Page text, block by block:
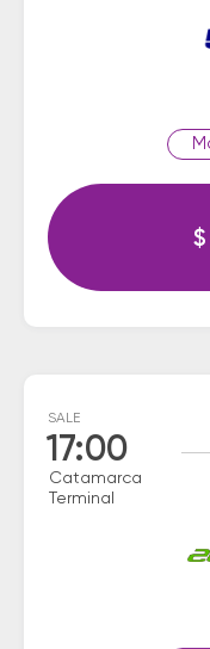
$
SALE
17:00
Catamarca
Terminal